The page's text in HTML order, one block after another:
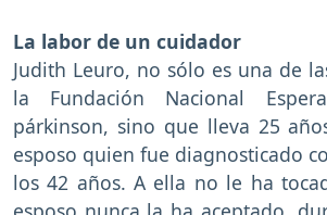
La labor de un cuidador
Judith Leuro, no sólo es una de
la Fundación Nacional
párkinson, sino que lleva 25
esposo quien fue diagnosticado
los 42 años. A ella no le ha